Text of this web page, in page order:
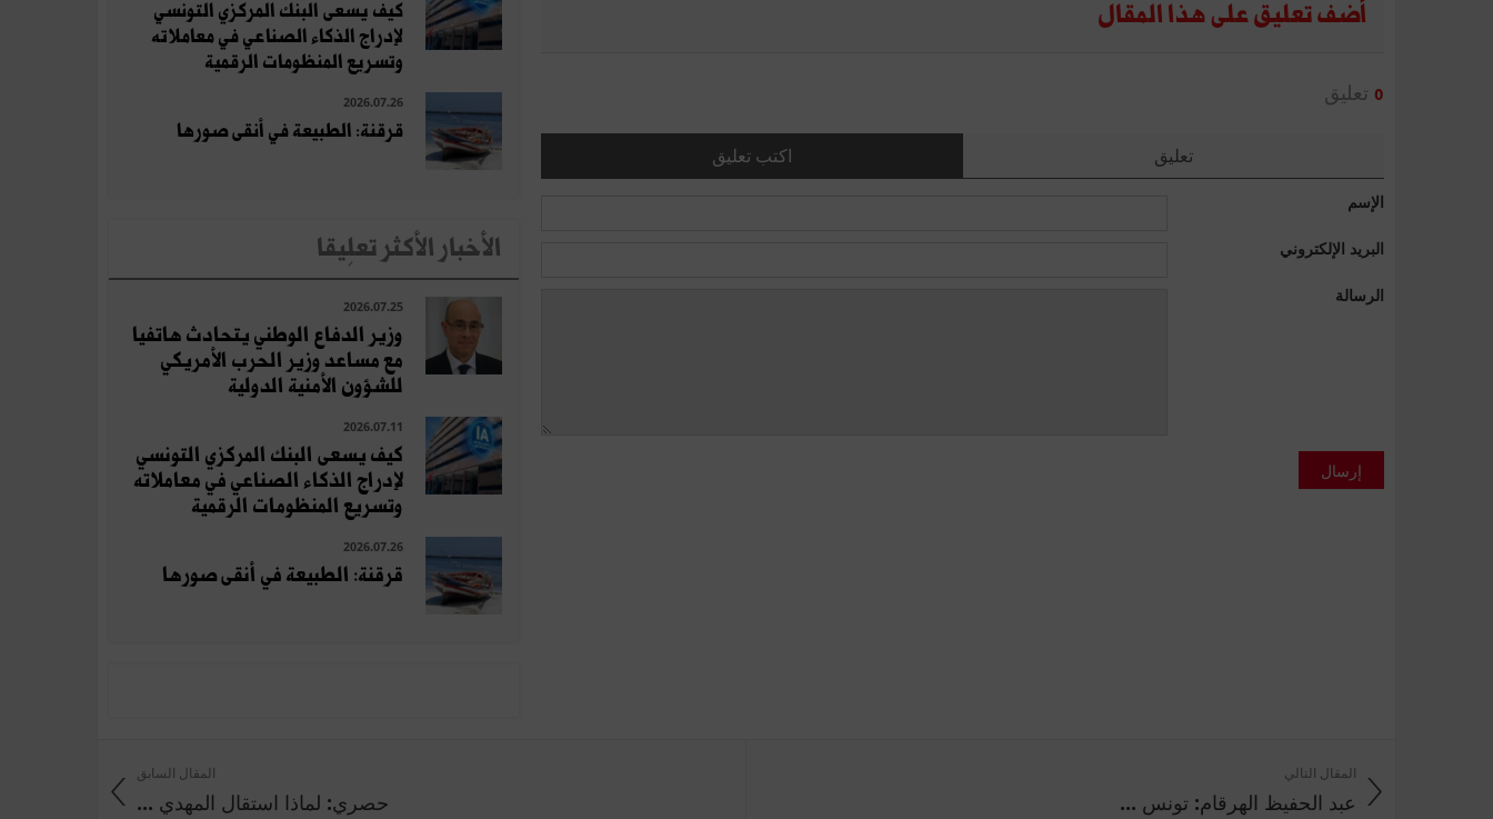
أضف تعليق على هذا المقال
0 تعليق
اكتب تعليق تعليق
الإسم
البريد الإلكتروني
الرسالة
إرسال
كيف يسعى البنك المركزي التونسي
لإدراج الذكاء الصناعي في معاملاته
وتسريع المنظومات الرقمية
2026.07.26
قرقنة: الطبيعة في أنقى صورها
الأخبار الأكثر تعلِيقا
2026.07.25
وزير الدفاع الوطني يتحادث هاتفيا
مع مساعد وزير الحرب الأمريكي
للشؤون الأمنية الدولية
2026.07.11
كيف يسعى البنك المركزي التونسي
لإدراج الذكاء الصناعي في معاملاته
وتسريع المنظومات الرقمية
2026.07.26
قرقنة: الطبيعة في أنقى صورها
المقال السابق
حصري: لماذا استقال المهدي ...
المقال التالي
عبد الحفيظ الهرقام: تونس ...